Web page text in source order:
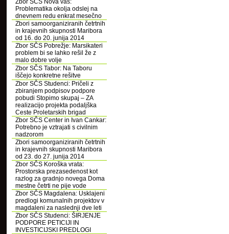
Zbor SČS Nova vas:
Problematika okolja odslej na
dnevnem redu enkrat mesečno
Zbori samoorganiziranih četrtnih
in krajevnih skupnosti Maribora
od 16. do 20. junija 2014
Zbor SČS Pobrežje: Marsikateri
problem bi se lahko rešil že z
malo dobre volje
Zbor SČS Tabor: Na Taboru
iščejo konkretne rešitve
Zbor SČS Studenci: Pričeli z
zbiranjem podpisov podpore
pobudi Stopimo skupaj – ZA
realizacijo projekta podaljška
Ceste Proletarskih brigad
Zbor SČS Center in Ivan Cankar:
Potrebno je vztrajati s civilnim
nadzorom
Zbori samoorganiziranih četrtnih
in krajevnih skupnosti Maribora
od 23. do 27. junija 2014
Zbor SČS Koroška vrata:
Prostorska prezasedenost kot
razlog za gradnjo novega Doma
mestne četrti ne pije vode
Zbor SČS Magdalena: Usklajeni
predlogi komunalnih projektov v
magdaleni za naslednji dve leti
Zbor SČS Studenci: ŠIRJENJE
PODPORE PETICIJI IN
INVESTICIJSKI PREDLOGI